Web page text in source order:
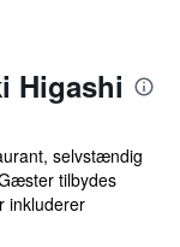
Higashi
selvstændig
tilbydes
inkluderer